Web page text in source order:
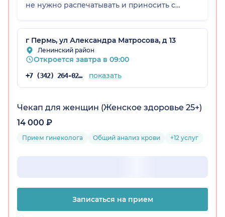
не нужно распечатывать и приносить с
ставится на месте. Это действительно удобно
и экономит время.
г Пермь, ул Александра Матросова, д 13
Ленинский район
Откроется завтра в 09:00
+7 (342) 264-02-90 показать
Чекап для женщин (Женское здоровье 25+)
14 000 ₽
Прием гинеколога Общий анализ крови +12 услуг
Записаться на прием